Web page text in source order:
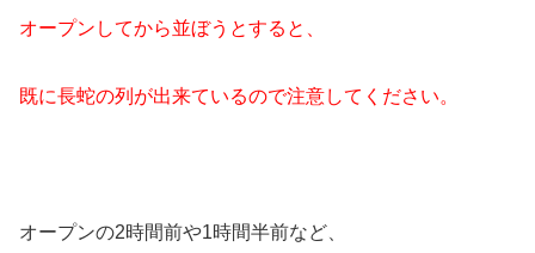
オープンしてから並ぼうとすると、
既に長蛇の列が出来ているので注意してください。
オープンの2時間前や1時間半前など、